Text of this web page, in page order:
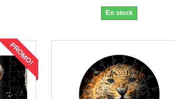
En stock
PROMO!